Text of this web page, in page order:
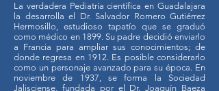
La verdadera Pediatría científica en Guadalajara
la desarrolla el Dr. Salvador Romero Gutiérrez
Hermosillo, estudioso tapatío que se graduó
como médico en 1899. Su padre decidió enviarlo
a Francia para ampliar sus conocimientos; de
donde regresa en 1912. Es posible considerarlo
como un personaje avanzado para su época. En
noviembre de 1937, se forma la Sociedad
Jalisciense, fundada por el Dr. Joaquín Baeza